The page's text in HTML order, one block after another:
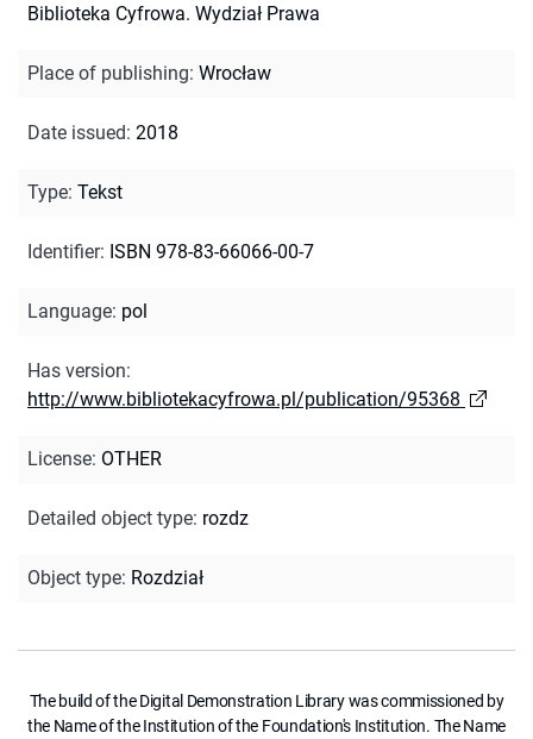
Biblioteka Cyfrowa. Wydział Prawa
Place of publishing: Wrocław
Date issued: 2018
Type: Tekst
Identifier: ISBN 978-83-66066-00-7
Language: pol
Has version:
http://www.bibliotekacyfrowa.pl/publication/95368
License: OTHER
Detailed object type: rozdz
Object type: Rozdział
The build of the Digital Demonstration Library was commissioned by
the Name of the Institution of the Foundation's Institution. The Name